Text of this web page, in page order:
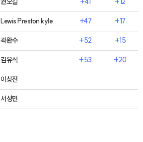
Lewis Preston kyle +47 +17
곽완수 +52 +15
김유식 +53 +20
이상전
서성민